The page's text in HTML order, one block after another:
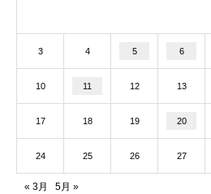
3 4 5 6
10 11 12 13
17 18 19 20
24 25 26 27
« 3月 5月 »